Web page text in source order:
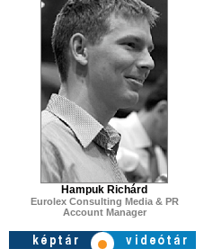
Hampuk Richárd
Eurolex Consulting Media & PR
Account Manager